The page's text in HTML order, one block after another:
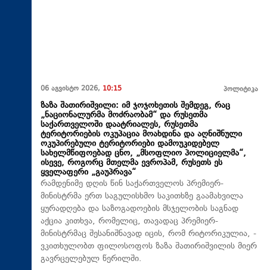
06 აგვისტო 2026, 10:15 პოლიტიკა
ზაზა შათირიშვილი: იმ ჯოჯოხეთის შემდეგ, რაც
„ნაციონალურმა მოძრაობამ“ და რუსეთმა
საქართველოში დაატრიალეს, რუსეთმა
ტერიტორიების ოკუპაცია მოახდინა და აღნიშნული
ოკუპირებული ტერიტორიები დამოუკიდებელ
სახელმწიფოებად ცნო, „მსოფლიო პოლიციელმა“,
ისევე, როგორც მთელმა ევროპამ, რუსეთს ეს
ყველაფერი „გაუპრავა“
რამდენიმე დღის წინ საქართველოს პრემიერ-
მინისტრმა ერთ საგულისხმო საკითხზე გაამახვილა
ყურადღება და საზოგადოების მსჯელობის საგნად
აქცია კითხვა, რომელიც, თავადაც პრემიერ-
მინისტრმაც შესანიშნავად იცის, რომ რიტორიკულია, -
ვკითხულობთ ფილოსოფოს ზაზა შათირიშვილის მიერ
გავრცელებულ წერილში.